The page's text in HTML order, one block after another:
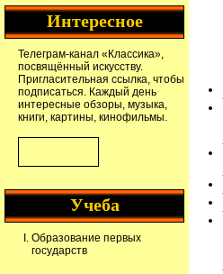
Интересное
Телеграм-канал «Классика»,
посвящённый искусству.
Пригласительная ссылка, чтобы
подписаться. Каждый день
интересные обзоры, музыка,
книги, картины, кинофильмы.
Учеба
Образование первых
государств